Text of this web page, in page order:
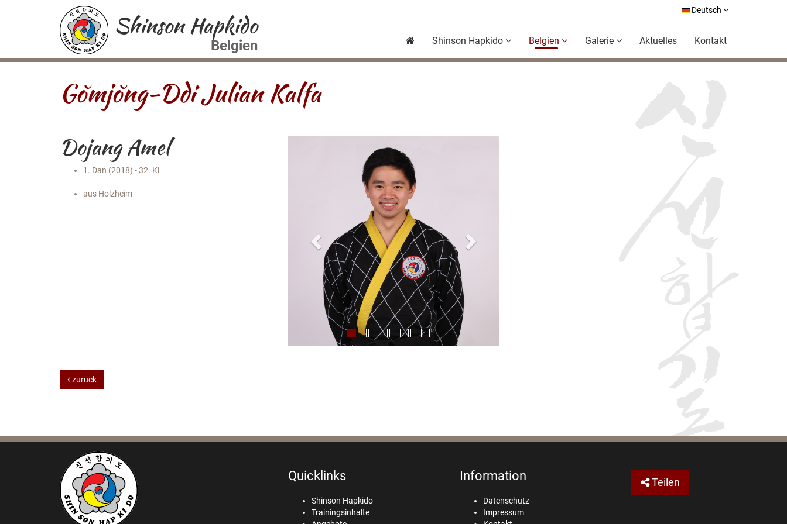
Shinson Hapkido
Belgien
Deutsch
Shinson Hapkido Belgien Galerie Aktuelles Kontakt
Gŏmjŏng-Ddi Julian Kalfa
Dojang Amel
1. Dan (2018) - 32. Ki
aus Holzheim
zurück
Quicklinks
Shinson Hapkido
Trainingsinhalte
Information
Datenschutz
Impressum
Teilen